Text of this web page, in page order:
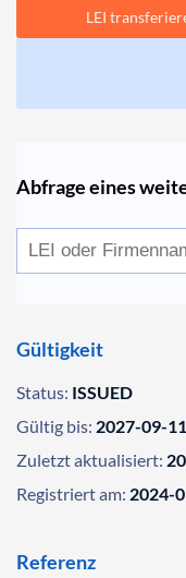
LEI
Abfrage eines
Gültigkeit
Status: ISSUED
Gültig bis: 2027-09-11
Zuletzt aktualisiert:
Registriert am: 2024-
Referenz